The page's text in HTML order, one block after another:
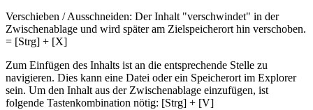
Verschieben / Ausschneiden: Der Inhalt "verschwindet" in der
Zwischenablage und wird später am Zielspeicherort hin verschoben.
= [Strg] + [X]
Zum Einfügen des Inhalts ist an die entsprechende Stelle zu
navigieren. Dies kann eine Datei oder ein Speicherort im Explorer
sein. Um den Inhalt aus der Zwischenablage einzufügen, ist
folgende Tastenkombination nötig: [Strg] + [V]